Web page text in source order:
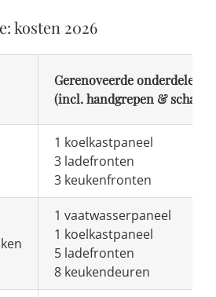
kosten 2026
Gerenoveerde onderdelen
(incl. handgrepen &
1 koelkastpaneel
3 ladefronten
3 keukenfronten
1 vaatwasserpaneel
1 koelkastpaneel
5 ladefronten
8 keukendeuren